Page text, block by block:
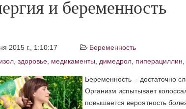
и беременность
2015 г., 1:10:17
Беременность
здоровье медикаменты димедрол пиперациллин
Беременность - достаточно
Организм испытывает
повышается вероятность